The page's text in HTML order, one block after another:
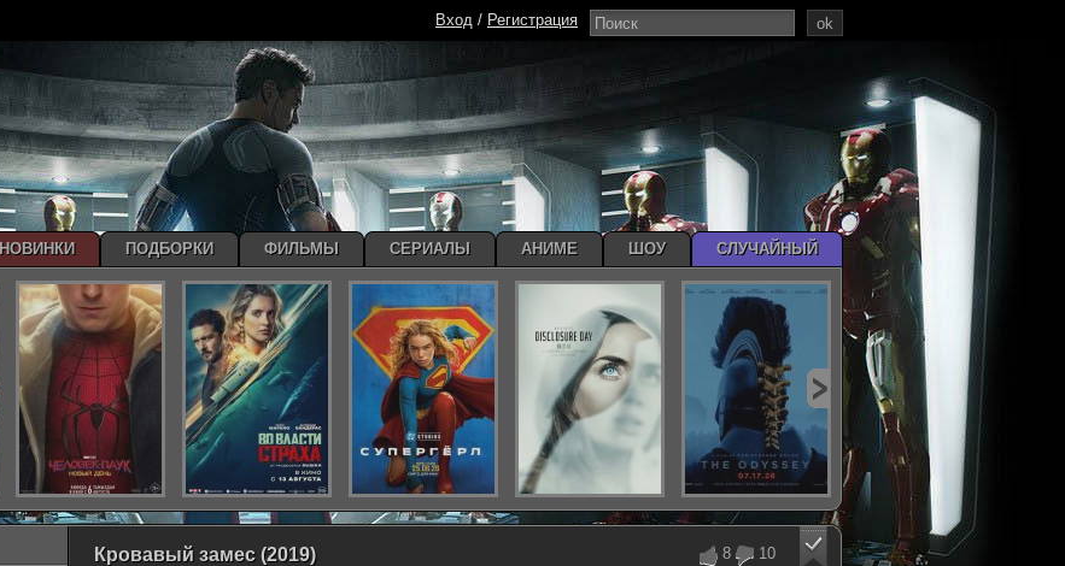
8 10
Кровавый замес (2019)
ok
Вход / Регистрация
НОВИНКИ ПОДБОРКИ ФИЛЬМЫ СЕРИАЛЫ АНИМЕ ШОУ СЛУЧАЙНЫЙ